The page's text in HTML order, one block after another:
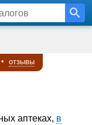
• отзывы
аптеках, в